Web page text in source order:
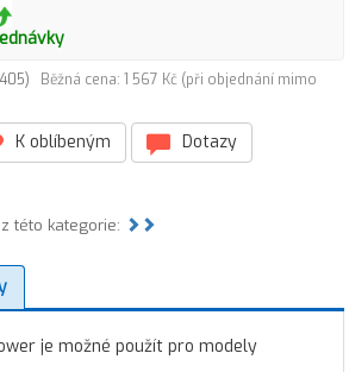
Běžná cena: 1 567 Kč (při objednání mimo
K oblíbeným
Dotazy
této kategorie:
je možné použít pro modely